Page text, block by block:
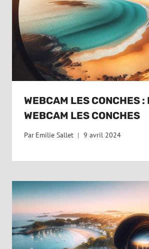
WEBCAM LES CONCHES :
WEBCAM LES CONCHES
Par Emilie Sallet 9 avril 2024